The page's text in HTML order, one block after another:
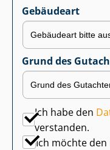
Gebäudeart
Grund des
Ich habe den
verstanden.
Ich möchte